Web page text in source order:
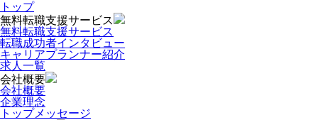
トップ
無料転職支援サービス
無料転職支援サービス
転職成功者インタビュー
キャリアプランナー紹介
求人一覧
会社概要
会社概要
企業理念
トップメッセージ